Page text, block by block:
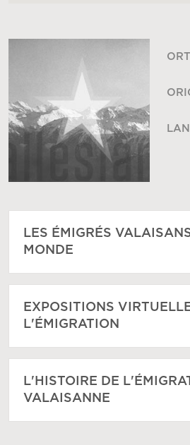
ORT
LES ÉMIGRÉS
MONDE
EXPOSITIONS
L'ÉMIGRATION
L'HISTOIRE DE
VALAISANNE